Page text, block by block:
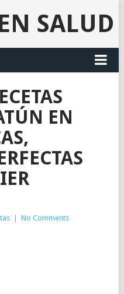
SALUD
EN
No Comments